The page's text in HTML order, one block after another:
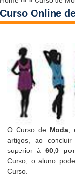
Curso Online
O Curso de Moda,
artigos, ao
superior à 60,0
Curso, o aluno
Curso